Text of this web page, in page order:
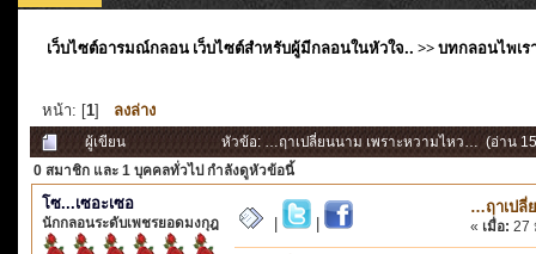
เว็บไซต์อารมณ์กลอน เว็บไซต์สำหรับผู้มีกลอนในหัวใจ.. >>บทกลอนไพเร
หน้า: [1] ลงล่าง
ผู้เขียน
หัวข้อ: …ฤาเปลี่ยนนาม เพราะหวามไหว… (อ่าน
0 สมาชิก และ 1 บุคคลทั่วไป กำลังดูหัวข้อนี้
โซ...เซอะเซอ
นักกลอนระดับเพชรยอดมงกุฎ
…ฤาเปลี่
« เมื่อ: 27